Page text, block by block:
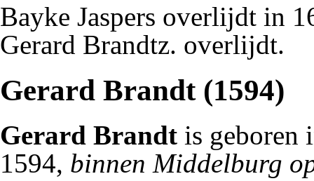
Bayke Jaspers overlijdt in
Gerard Brandtz. overlijdt.
Gerard Brandt (1594)
Gerard Brandt is geboren
1594, binnen Middelburg